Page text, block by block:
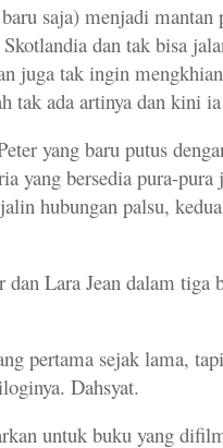
saja) menjadi
dan tak bisa
juga tak ingin
tak ada artinya dan kini
yang baru putus
yang bersedia pura-
hubungan palsu,
dan Lara Jean dalam
pertama sejak lama,
Dahsyat.
untuk buku yang